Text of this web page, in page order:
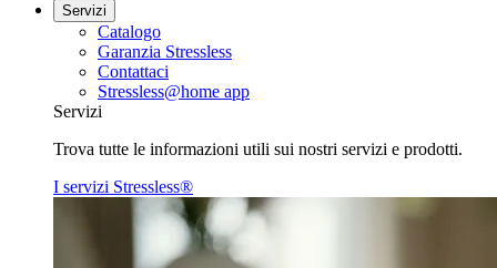
Servizi
Catalogo
Garanzia Stressless
Contattaci
Stressless@home app
Servizi
Trova tutte le informazioni utili sui nostri servizi e prodotti.
I servizi Stressless®